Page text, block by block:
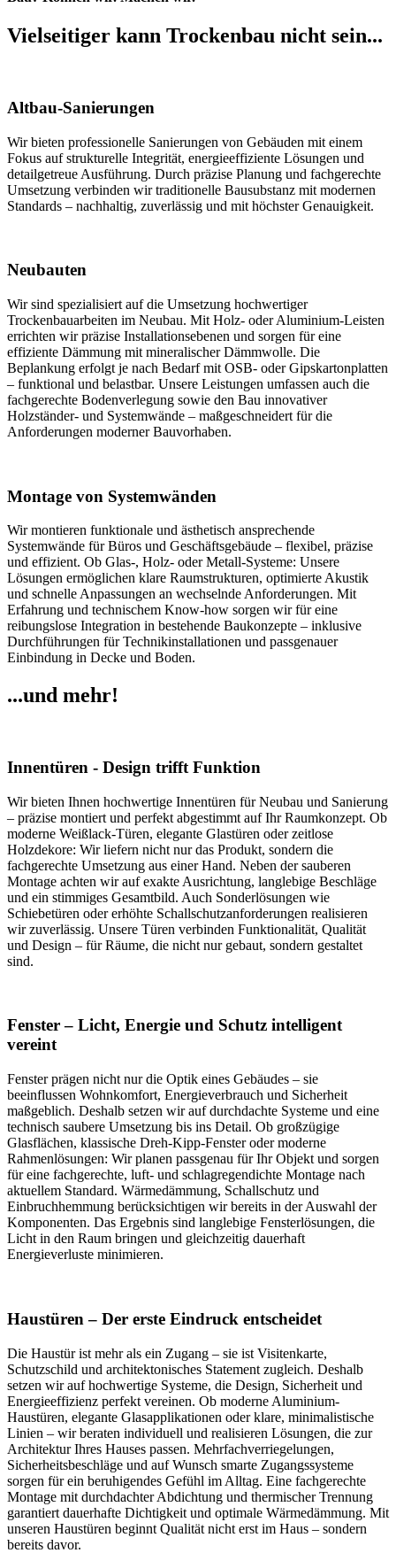
Vielseitiger kann Trockenbau nicht sein...
Altbau-Sanierungen
Wir bieten professionelle Sanierungen von Gebäuden mit einem
Fokus auf strukturelle Integrität, energieeffiziente Lösungen und
detailgetreue Ausführung. Durch präzise Planung und fachgerechte
Umsetzung verbinden wir traditionelle Bausubstanz mit modernen
Standards – nachhaltig, zuverlässig und mit höchster Genauigkeit.
Neubauten
Wir sind spezialisiert auf die Umsetzung hochwertiger
Trockenbauarbeiten im Neubau. Mit Holz- oder Aluminium-Leisten
errichten wir präzise Installationsebenen und sorgen für eine
effiziente Dämmung mit mineralischer Dämmwolle. Die
Beplankung erfolgt je nach Bedarf mit OSB- oder Gipskartonplatten
– funktional und belastbar. Unsere Leistungen umfassen auch die
fachgerechte Bodenverlegung sowie den Bau innovativer
Holzständer- und Systemwände – maßgeschneidert für die
Anforderungen moderner Bauvorhaben.
Montage von Systemwänden
Wir montieren funktionale und ästhetisch ansprechende
Systemwände für Büros und Geschäftsgebäude – flexibel, präzise
und effizient. Ob Glas-, Holz- oder Metall-Systeme: Unsere
Lösungen ermöglichen klare Raumstrukturen, optimierte Akustik
und schnelle Anpassungen an wechselnde Anforderungen. Mit
Erfahrung und technischem Know-how sorgen wir für eine
reibungslose Integration in bestehende Baukonzepte – inklusive
Durchführungen für Technikinstallationen und passgenauer
Einbindung in Decke und Boden.
...und mehr!
Innentüren - Design trifft Funktion
Wir bieten Ihnen hochwertige Innentüren für Neubau und Sanierung
– präzise montiert und perfekt abgestimmt auf Ihr Raumkonzept. Ob
moderne Weißlack-Türen, elegante Glastüren oder zeitlose
Holzdekore: Wir liefern nicht nur das Produkt, sondern die
fachgerechte Umsetzung aus einer Hand. Neben der sauberen
Montage achten wir auf exakte Ausrichtung, langlebige Beschläge
und ein stimmiges Gesamtbild. Auch Sonderlösungen wie
Schiebetüren oder erhöhte Schallschutzanforderungen realisieren
wir zuverlässig. Unsere Türen verbinden Funktionalität, Qualität
und Design – für Räume, die nicht nur gebaut, sondern gestaltet
sind.
Fenster – Licht, Energie und Schutz intelligent
vereint
Fenster prägen nicht nur die Optik eines Gebäudes – sie
beeinflussen Wohnkomfort, Energieverbrauch und Sicherheit
maßgeblich. Deshalb setzen wir auf durchdachte Systeme und eine
technisch saubere Umsetzung bis ins Detail. Ob großzügige
Glasflächen, klassische Dreh-Kipp-Fenster oder moderne
Rahmenlösungen: Wir planen passgenau für Ihr Objekt und sorgen
für eine fachgerechte, luft- und schlagregendichte Montage nach
aktuellem Standard. Wärmedämmung, Schallschutz und
Einbruchhemmung berücksichtigen wir bereits in der Auswahl der
Komponenten. Das Ergebnis sind langlebige Fensterlösungen, die
Licht in den Raum bringen und gleichzeitig dauerhaft
Energieverluste minimieren.
Haustüren – Der erste Eindruck entscheidet
Die Haustür ist mehr als ein Zugang – sie ist Visitenkarte,
Schutzschild und architektonisches Statement zugleich. Deshalb
setzen wir auf hochwertige Systeme, die Design, Sicherheit und
Energieeffizienz perfekt vereinen. Ob moderne Aluminium-
Haustüren, elegante Glasapplikationen oder klare, minimalistische
Linien – wir beraten individuell und realisieren Lösungen, die zur
Architektur Ihres Hauses passen. Mehrfachverriegelungen,
Sicherheitsbeschläge und auf Wunsch smarte Zugangssysteme
sorgen für ein beruhigendes Gefühl im Alltag. Eine fachgerechte
Montage mit durchdachter Abdichtung und thermischer Trennung
garantiert dauerhafte Dichtigkeit und optimale Wärmedämmung. Mit
unseren Haustüren beginnt Qualität nicht erst im Haus – sondern
bereits davor.